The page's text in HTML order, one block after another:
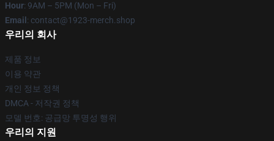
Hour: 9AM – 5PM (Mon – Fri)
Email : contact@1923-merch.shop
우리의 회사
제품 정보
이용 약관
개인 정보 정책
DMCA - 저작권 정책
모델 번호: 공급망 투명성 행위
우리의 지원